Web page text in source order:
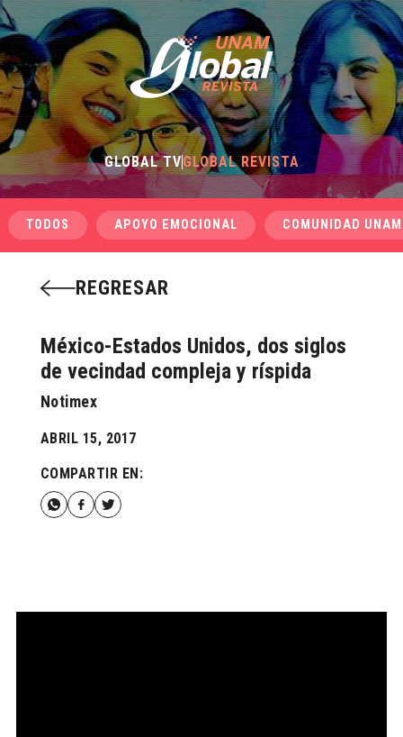
GLOBAL TVGLOBAL REVISTA
TODOS APOYO EMOCIONAL COMUNIDAD UNAM
REGRESAR
México-Estados Unidos, dos siglos
de vecindad compleja y ríspida
Notimex
ABRIL 15, 2017
COMPARTIR EN: